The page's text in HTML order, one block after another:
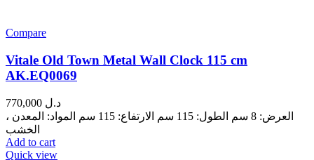
Compare
Vitale Old Town Metal Wall Clock 115 cm
AK.EQ0069
د.ل
العرض: 8 سم الطول: 115 سم الارتفاع: 115 سم المواد: المعدن ،
الخشب
Add to cart
Quick view